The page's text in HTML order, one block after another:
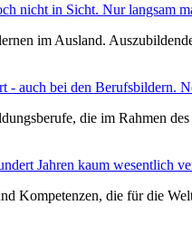
nicht in Sicht. Nur langsam
im Ausland.
- auch bei den Berufsbildern.
die im Rahmen
Jahren kaum wesentlich
Kompetenzen, die für die